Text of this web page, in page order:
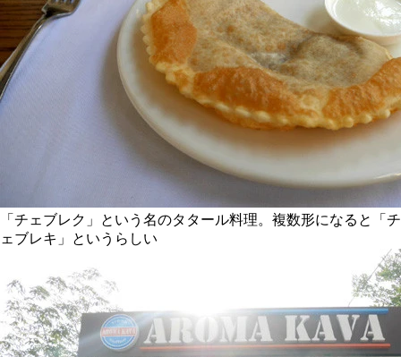
「チェブレク」という名のタタール料理。複数形になると「チ
ェブレキ」というらしい